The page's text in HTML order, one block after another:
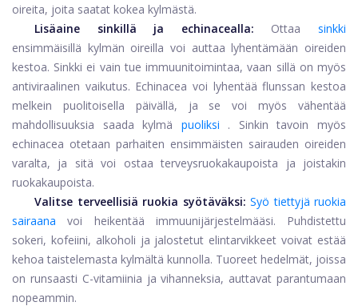
oireita, joita saatat kokea kylmästä.
Lisäaine sinkillä ja echinacealla:
Ottaa
sinkki
ensimmäisillä kylmän oireilla voi auttaa lyhentämään oireiden
kestoa. Sinkki ei vain tue immuunitoimintaa, vaan sillä on myös
antiviraalinen vaikutus. Echinacea voi lyhentää flunssan kestoa
melkein puolitoisella päivällä, ja se voi myös vähentää
mahdollisuuksia saada kylmä
puoliksi
. Sinkin tavoin myös
echinacea otetaan parhaiten ensimmäisten sairauden oireiden
varalta, ja sitä voi ostaa terveysruokakaupoista ja joistakin
ruokakaupoista.
Valitse terveellisiä ruokia syötäväksi: Syö tiettyjä ruokia
sairaana
voi heikentää immuunijärjestelmääsi. Puhdistettu
sokeri, kofeiini, alkoholi ja jalostetut elintarvikkeet voivat estää
kehoa taistelemasta kylmältä kunnolla. Tuoreet hedelmät, joissa
on runsaasti C-vitamiinia ja vihanneksia, auttavat parantumaan
nopeammin.